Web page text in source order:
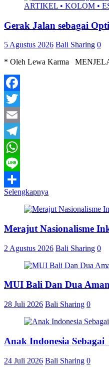
ARTIKEL • KOLOM •
Gerak Jalan sebagai
5 Agustus 2026 Bali Sharing 0
* Oleh Lewa Karma
Facebook
Twitter
Email
Telegram
WhatsApp
Line
Share
Selengkapnya
Merajut Nasionalisme
2 Agustus 2026 Bali Sharing 0
MUI Bali Dan Dua
28 Juli 2026 Bali Sharing 0
Anak Indonesia
24 Juli 2026 Bali Sharing 0